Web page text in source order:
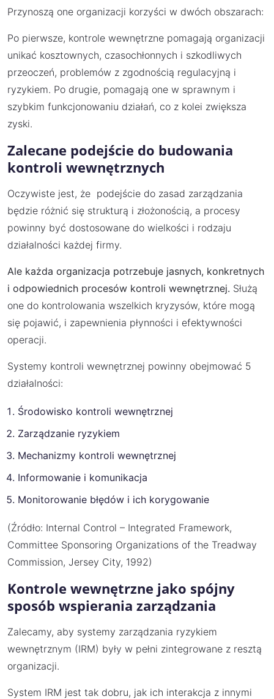
Przynoszą one organizacji korzyści w dwóch obszarach:
Po pierwsze, kontrole wewnętrzne pomagają organizacji
unikać kosztownych, czasochłonnych i szkodliwych
przeoczeń, problemów z zgodnością regulacyjną i
ryzykiem. Po drugie, pomagają one w sprawnym i
szybkim funkcjonowaniu działań, co z kolei zwiększa
zyski.
Zalecane podejście do budowania
kontroli wewnętrznych
Oczywiste jest, że podejście do zasad zarządzania
będzie różnić się strukturą i złożonością, a procesy
powinny być dostosowane do wielkości i rodzaju
działalności każdej firmy.
Ale każda organizacja potrzebuje jasnych, konkretnych
i odpowiednich procesów kontroli wewnętrznej. Służą
one do kontrolowania wszelkich kryzysów, które mogą
się pojawić, i zapewnienia płynności i efektywności
operacji.
Systemy kontroli wewnętrznej powinny obejmować 5
działalności:
Środowisko kontroli wewnętrznej
Zarządzanie ryzykiem
Mechanizmy kontroli wewnętrznej
Informowanie i komunikacja
Monitorowanie błędów i ich korygowanie
(Źródło: Internal Control – Integrated Framework,
Committee Sponsoring Organizations of the Treadway
Commission, Jersey City, 1992)
Kontrole wewnętrzne jako spójny
sposób wspierania zarządzania
Zalecamy, aby systemy zarządzania ryzykiem
wewnętrznym (IRM) były w pełni zintegrowane z resztą
organizacji.
System IRM jest tak dobru, jak ich interakcja z innymi